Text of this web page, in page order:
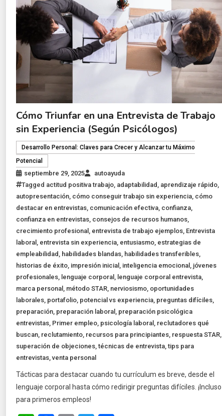
Cómo Triunfar en una Entrevista de Trabajo
sin Experiencia (Según Psicólogos)
Desarrollo Personal: Claves para Crecer y Alcanzar tu Máximo
Potencial
septiembre 29, 2025
autoayuda
Tagged actitud positiva trabajo, adaptabilidad , aprendizaje rápido,
autopresentación, cómo conseguir trabajo sin experiencia, cómo
destacar en entrevistas, comunicación efectiva, confianza,
confianza en entrevistas, consejos de recursos humanos,
crecimiento profesional , entrevista de trabajo ejemplos, Entrevista
laboral , entrevista sin experiencia, entusiasmo, estrategias de
empleabilidad , habilidades blandas, habilidades transferibles,
historias de éxito, impresión inicial , inteligencia emocional , jóvenes
profesionales, lenguaje corporal , lenguaje corporal entrevista,
marca personal , método STAR, nerviosismo, oportunidades
laborales, portafolio, potencial vs experiencia, preguntas difíciles,
preparación, preparación laboral , preparación psicológica
entrevistas, Primer empleo, psicología laboral , reclutadores qué
buscan, reclutamiento, recursos para principiantes, respuesta STAR,
superación de objeciones,técnicas de entrevista,tips para
entrevistas,venta personal
Tácticas para destacar cuando tu currículum es breve, desde el
lenguaje corporal hasta cómo redirigir preguntas difíciles. ¡Incluso
para primeros empleos!